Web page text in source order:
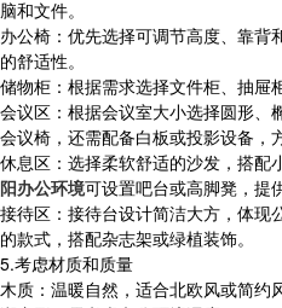
脑和文件。
办公椅：优先选择可调节高度、靠
的舒适性。
储物柜：根据需求选择文件柜、抽屉
会议区：根据会议室大小选择圆形、
会议椅，还需配备白板或投影设备，
休息区：选择柔软舒适的沙发，搭配
阳办公环境可设置吧台或高脚凳，提
接待区：接待台设计简洁大方，体现
的款式，搭配杂志架或绿植装饰。
5.考虑材质和质量
木质：温暖自然，适合北欧风或简约